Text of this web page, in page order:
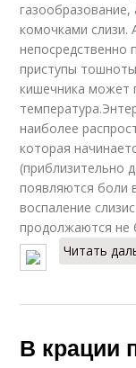
комочками слизи.
непосредственно
приступы
кишечника может
наиболее
которая
(приблизительно
появляются боли
воспаление
продолжаются не
Читать
В крации